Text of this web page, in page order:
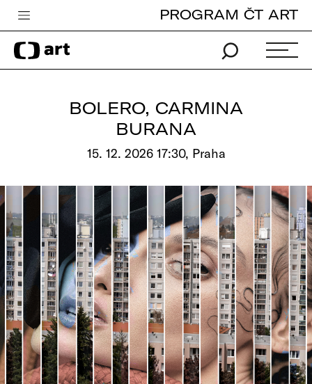
Česká televize
Zpravodajství
Vše o ČT
PROGRAM ČT ART
BOLERO, CARMINA
BURANA
15. 12. 2026 17:30, Praha